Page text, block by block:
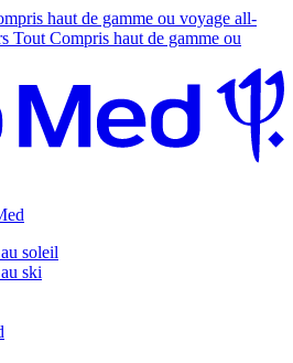
haut de gamme ou voyage all-
Tout Compris haut de gamme ou
soleil
ski